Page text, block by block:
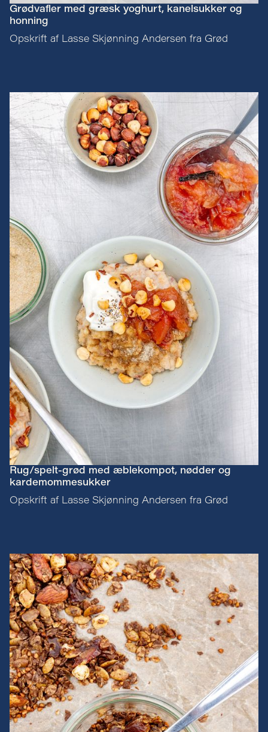
Grødvafler med græsk yoghurt, kanelsukker og
honning
Opskrift af Lasse Skjønning Andersen fra Grød
Rug/spelt-grød med æblekompot, nødder og
kardemommesukker
Opskrift af Lasse Skjønning Andersen fra Grød